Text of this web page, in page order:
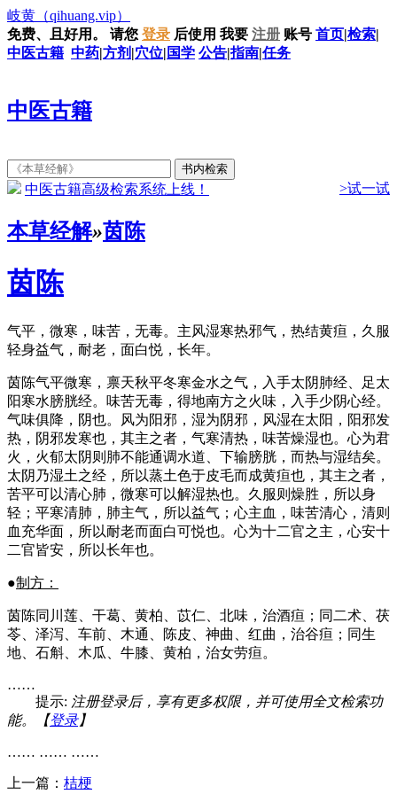
岐黄 （qihuang.vip）
免费、且好用。
请您 登录 后使用 我要 注册 账号 首页|检索|
中医古籍 中药|方剂 |穴位| 国学 公告|指南|任务
中医古籍
中医古籍高级检索系统上线！ >试一试
本草经解»茵陈
茵陈
气平，微寒，味苦，无毒。主风湿寒热邪气，热结黄疸，久服
轻身益气，耐老，面白悦，长年。
茵陈气平微寒，禀天秋平冬寒金水之气，入手太阴肺经、足太
阳寒水膀胱经。味苦无毒，得地南方之火味，入手少阴心经。
气味俱降，阴也。风为阳邪，湿为阴邪，风湿在太阳，阳邪发
热，阴邪发寒也，其主之者，气寒清热，味苦燥湿也。心为君
火，火郁太阴则肺不能通调水道、下输膀胱，而热与湿结矣。
太阴乃湿土之经，所以蒸土色于皮毛而成黄疸也，其主之者，
苦平可以清心肺，微寒可以解湿热也。久服则燥胜，所以身
轻；平寒清肺，肺主气，所以益气；心主血，味苦清心，清则
血充华面，所以耐老而面白可悦也。心为十二官之主，心安十
二官皆安，所以长年也。
●制方：
茵陈同川莲、干葛、黄柏、苡仁、北味，治酒疸；同二术、茯
苓、泽泻、车前、木通、陈皮、神曲、红曲，治谷疸；同生
地、石斛、木瓜、牛膝、黄柏，治女劳疸。
……
提示: 注册登录后，享有更多权限，并可使用全文检索功
能。【登录】
…… …… ……
上一篇： 桔梗